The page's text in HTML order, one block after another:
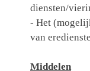
diensten/
- Het
van
Middelen